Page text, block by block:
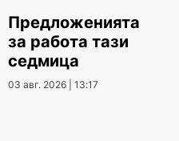
Предложенията
за работа тази
седмица
03 авг. 2026 | 13:17